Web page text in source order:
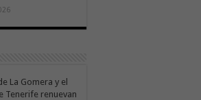
La Gomera y el
Tenerife renuevan